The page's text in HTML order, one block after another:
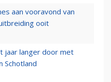
aan vooravond van
ooit
jaar langer door met
Schotland